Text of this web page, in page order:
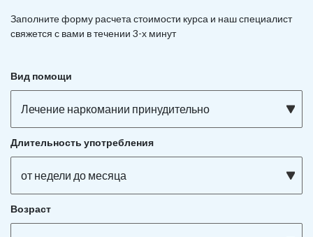
Заполните форму расчета стоимости курса и наш специалист
свяжется с вами в течении 3-х минут
Вид помощи
Лечение наркомании принудительно
Длительность употребления
от недели до месяца
Возраст